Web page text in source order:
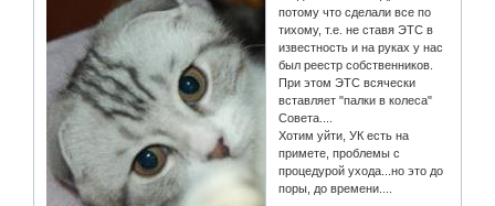
потому что сделали все по
тихому, т.е. не ставя ЭТС в
известность и на руках у нас
был реестр собственников.
При этом ЭТС всячески
вставляет "палки в колеса"
Совета....
Хотим уйти, УК есть на
примете, проблемы с
процедурой ухода...но это до
поры, до времени....